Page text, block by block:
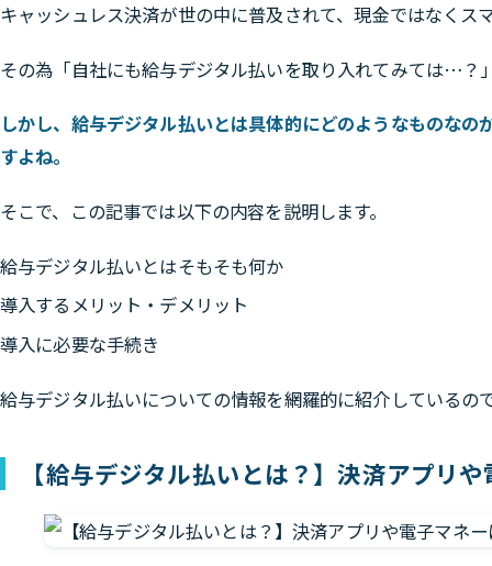
キャッシュレス決済が世の中に普及されて、現金ではなく
その為「自社にも給与デジタル払いを取り入れてみては…？
しかし、給与デジタル払いとは具体的にどのようなものな
すよね。
そこで、この記事では以下の内容を説明します。
給与デジタル払いとはそもそも何か
導入するメリット・デメリット
導入に必要な手続き
給与デジタル払いについての情報を網羅的に紹介しているの
【給与デジタル払いとは？】決済アプリ